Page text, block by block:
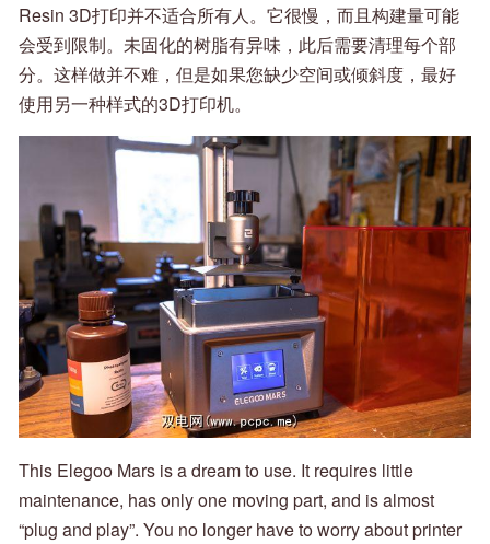
Resin 3D打印并不适合所有人。它很慢，而且构建量可能
会受到限制。未固化的树脂有异味，此后需要清理每个部
分。这样做并不难，但是如果您缺少空间或倾斜度，最好
使用另一种样式的3D打印机。
This Elegoo Mars is a dream to use. It requires little
maintenance, has only one moving part, and is almost
“plug and play”. You no longer have to worry about printer